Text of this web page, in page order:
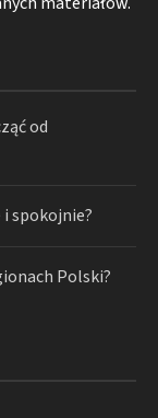
od
spokojnie?
Polski?